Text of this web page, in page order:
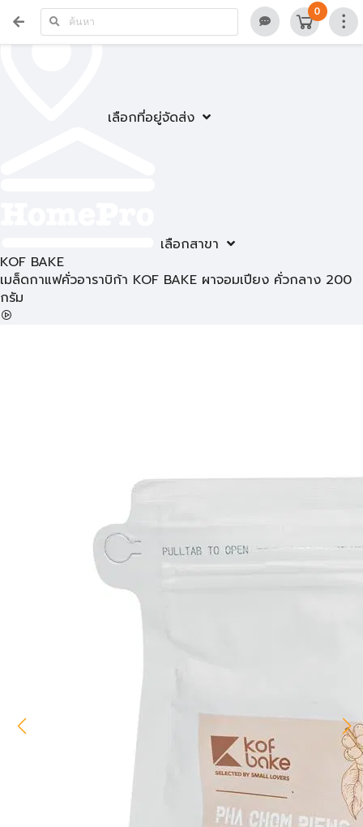
เลือกที่อยู่จัดส่ง
เลือกสาขา
0
KOF BAKE
เมล็ดกาแฟคั่วอาราบิก้า KOF BAKE ผาจอมเปียง คั่วกลาง 200
กรัม